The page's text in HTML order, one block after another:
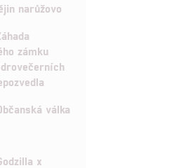
narůžovo
zámku
válka
x